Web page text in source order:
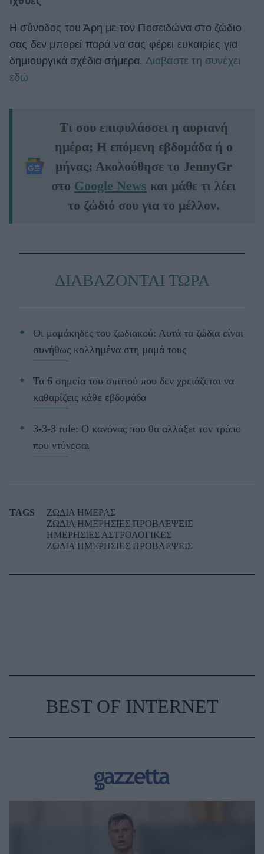
Η σύνοδος του Άρη με τον Ποσειδώνα στο ζώδιο
σας δεν μπορεί παρά να σας φέρει ευκαιρίες για
δημιουργικά σχέδια σήμερα. Διαβάστε τη συνέχει
εδώ
Τι σου επιφυλάσσει η αυριανή
ημέρα; Η επόμενη εβδομάδα ή ο
μήνας; Ακολούθησε το JennyGr
στο Google News και μάθε τι λέει
το ζώδιό σου για το μέλλον.
ΔΙΑΒΑΖΟΝΤΑΙ ΤΩΡΑ
Οι μαμάκηδες του ζωδιακού: Αυτά τα ζώδια είναι
συνήθως κολλημένα στη μαμά τους
Τα 6 σημεία του σπιτιού που δεν χρειάζεται να
καθαρίζεις κάθε εβδομάδα
3-3-3 rule: Ο κανόνας που θα αλλάξει τον τρόπο
που ντύνεσαι
TAGS
ΖΩΔΙΑ ΗΜΕΡΑΣ
ΖΩΔΙΑ ΗΜΕΡΗΣΙΕΣ ΠΡΟΒΛΕΨΕΙΣ
ΗΜΕΡΗΣΙΕΣ ΑΣΤΡΟΛΟΓΙΚΕΣ
ΖΩΔΙΑ ΗΜΕΡΗΣΙΕΣ ΠΡΟΒΛΕΨΕΙΣ
BEST OF INTERNET